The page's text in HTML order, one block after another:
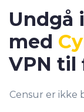
Undgå
med
VPN til
Censur er ikke